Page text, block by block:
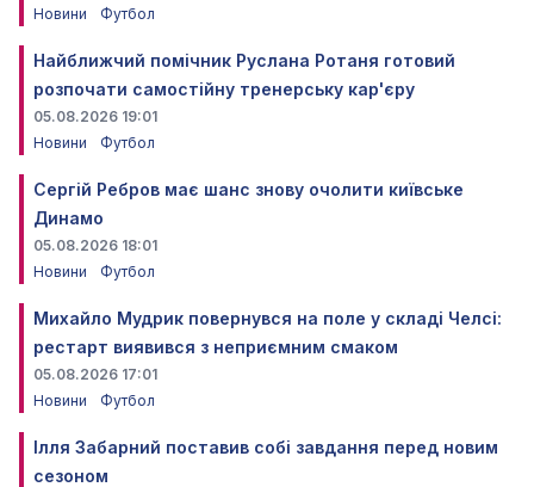
Новини
Футбол
Найближчий помічник Руслана Ротаня готовий
розпочати самостійну тренерську кар'єру
05.08.2026 19:01
Новини
Футбол
Сергій Ребров має шанс знову очолити київське
Динамо
05.08.2026 18:01
Новини
Футбол
Михайло Мудрик повернувся на поле у складі Челсі:
рестарт виявився з неприємним смаком
05.08.2026 17:01
Новини
Футбол
Ілля Забарний поставив собі завдання перед новим
сезоном